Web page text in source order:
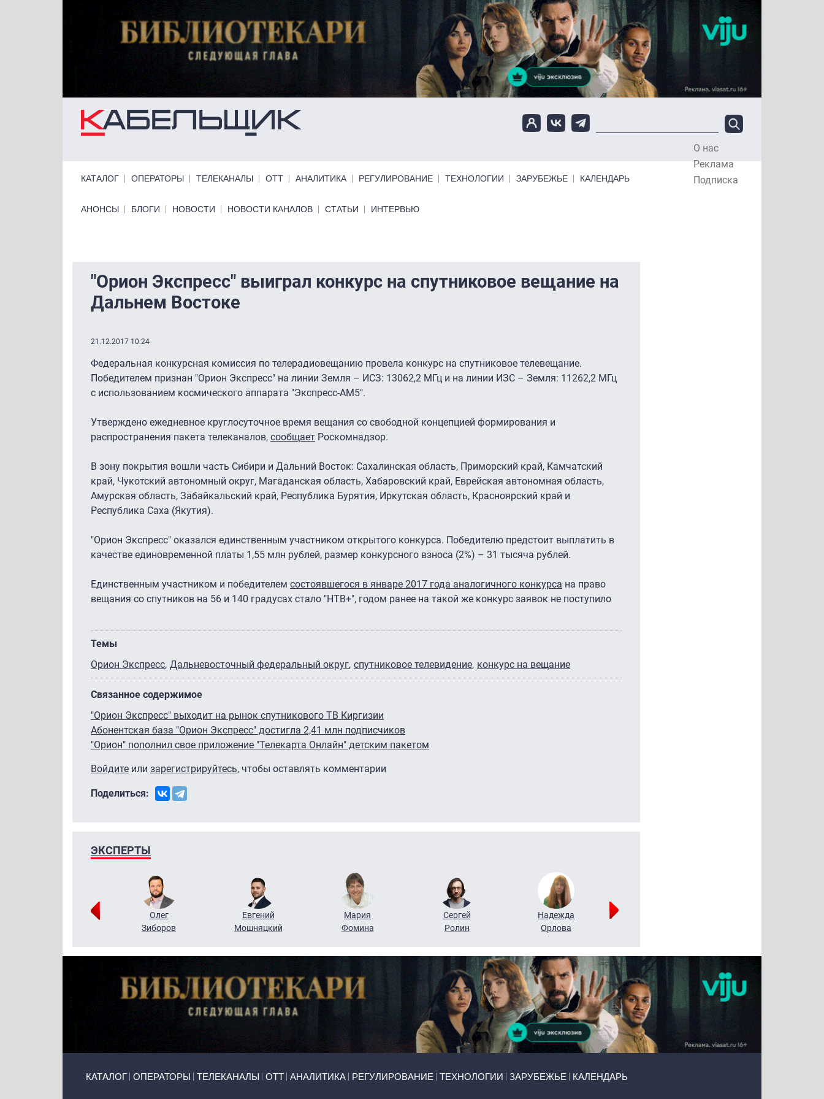
О нас
Реклама
Подписка
КАТАЛОГ ОПЕРАТОРЫ ТЕЛЕКАНАЛЫ ОТТ АНАЛИТИКА РЕГУЛИРОВАНИЕ ТЕХНОЛОГИИ ЗАРУБЕЖЬЕ КАЛЕНДАРЬ
Primary links bottom
АНОНСЫ БЛОГИ НОВОСТИ НОВОСТИ КАНАЛОВ СТАТЬИ ИНТЕРВЬЮ
"Орион Экспресс" выиграл конкурс на спутниковое вещание на
Дальнем Востоке
21.12.2017 10:24
Федеральная конкурсная комиссия по телерадиовещанию провела конкурс на спутниковое телевещание.
Победителем признан "Орион Экспресс" на линии Земля – ИСЗ: 13062,2 МГц и на линии ИЗС – Земля: 11262,2 МГц
с использованием космического аппарата "Экспресс-АМ5".
Утверждено ежедневное круглосуточное время вещания со свободной концепцией формирования и
распространения пакета телеканалов, сообщает Роскомнадзор.
В зону покрытия вошли часть Сибири и Дальний Восток: Сахалинская область, Приморский край, Камчатский
край, Чукотский автономный округ, Магаданская область, Хабаровский край, Еврейская автономная область,
Амурская область, Забайкальский край, Республика Бурятия, Иркутская область, Красноярский край и
Республика Саха (Якутия).
"Орион Экспресс" оказался единственным участником открытого конкурса. Победителю предстоит выплатить в
качестве единовременной платы 1,55 млн рублей, размер конкурсного взноса (2%) – 31 тысяча рублей.
Единственным участником и победителем состоявшегося в январе 2017 года аналогичного конкурса на право
вещания со спутников на 56 и 140 градусах стало "НТВ+", годом ранее на такой же конкурс заявок не поступило
Темы
Орион Экспресс Дальневосточный федеральный округ спутниковое телевидение конкурс на вещание
Связанное содержимое
"Орион Экспресс" выходит на рынок спутникового ТВ Киргизии
Абонентская база "Орион Экспресс" достигла 2,41 млн подписчиков
"Орион" пополнил свое приложение "Телекарта Онлайн" детским пакетом
Войдите или зарегистрируйтесь, чтобы оставлять комментарии
Поделиться:
ЭКСПЕРТЫ
Олег
Зиборов
Евгений
Мошняцкий
Мария
Фомина
Сергей
Ролин
Надежда
Орлова
КАТАЛОГ ОПЕРАТОРЫ ТЕЛЕКАНАЛЫ ОТТ АНАЛИТИКА РЕГУЛИРОВАНИЕ ТЕХНОЛОГИИ ЗАРУБЕЖЬЕ КАЛЕНДАРЬ